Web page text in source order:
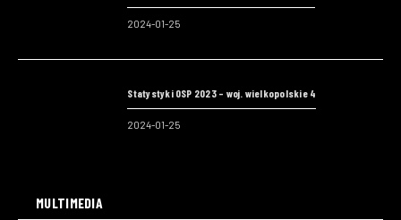
2024-01-25
Statystyki OSP 2023 – woj. wielkopolskie 4
2024-01-25
MULTIMEDIA